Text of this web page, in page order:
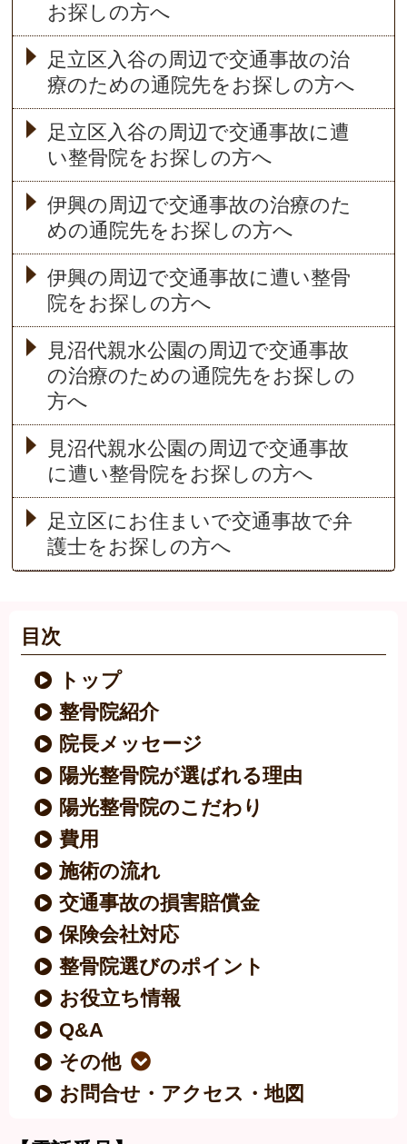
お探しの方へ
足立区入谷の周辺で交通事故の治
療のための通院先をお探しの方へ
足立区入谷の周辺で交通事故に遭
い整骨院をお探しの方へ
伊興の周辺で交通事故の治療のた
めの通院先をお探しの方へ
伊興の周辺で交通事故に遭い整骨
院をお探しの方へ
見沼代親水公園の周辺で交通事故
の治療のための通院先をお探しの
方へ
見沼代親水公園の周辺で交通事故
に遭い整骨院をお探しの方へ
足立区にお住まいで交通事故で弁
護士をお探しの方へ
目次
トップ
整骨院紹介
院長メッセージ
陽光整骨院が選ばれる理由
陽光整骨院のこだわり
費用
施術の流れ
交通事故の損害賠償金
保険会社対応
整骨院選びのポイント
お役立ち情報
Q&A
その他
お問合せ・アクセス・地図